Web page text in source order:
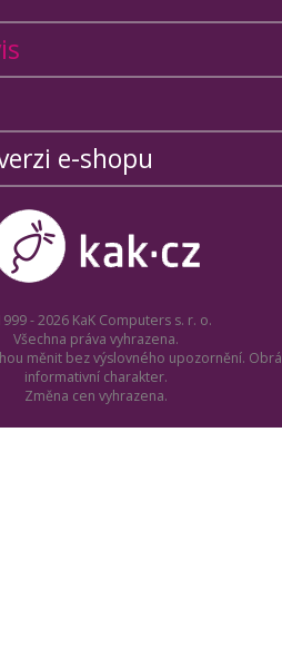
e-shopu
- 2026 KaK Computers s. r. o.
Všechna práva vyhrazena.
měnit bez výslovného upozornění.
informativní charakter.
Změna cen vyhrazena.